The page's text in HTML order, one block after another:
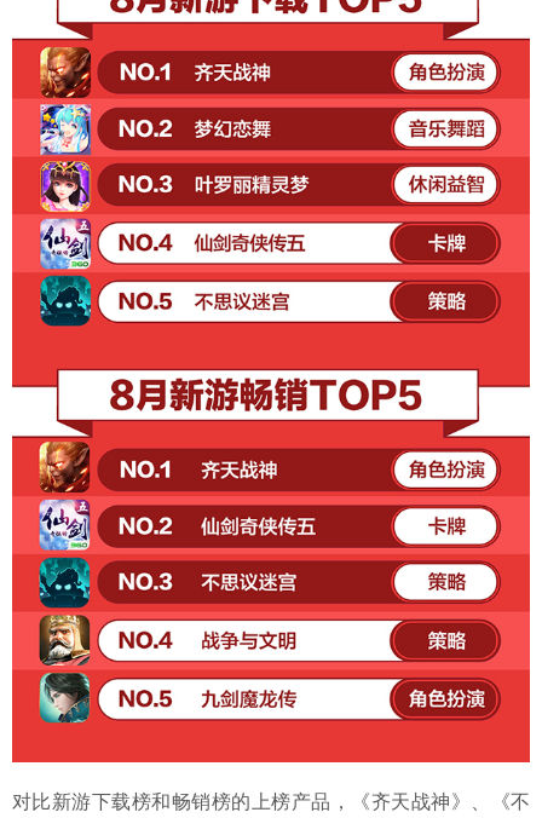
对比新游下载榜和畅销榜的上榜产品，《齐天战神》、《不